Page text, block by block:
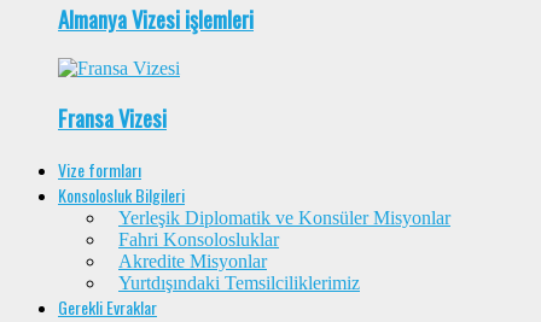
Almanya Vizesi işlemleri
Fransa Vizesi
Vize formları
Konsolosluk Bilgileri
Yerleşik Diplomatik ve Konsüler Misyonlar
Fahri Konsolosluklar
Akredite Misyonlar
Yurtdışındaki Temsilciliklerimiz
Gerekli Evraklar